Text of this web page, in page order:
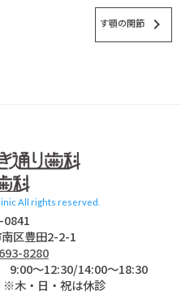
す顎の関節 keyboard_arrow_right
All rights reserved.
0841
区豊田2-2-1
8280
9:00〜12:30/14:00～18:30
木・日・祝は休診